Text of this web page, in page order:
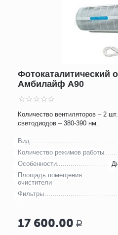
Фотокаталитический
Амбилайф А90
Количество вентиляторов – 2
светодиодов – 380-390 нм.
Вид
Количество режимов работы
Особенности
Площадь помещения
очистители
Фильтры
17 600.00 Р